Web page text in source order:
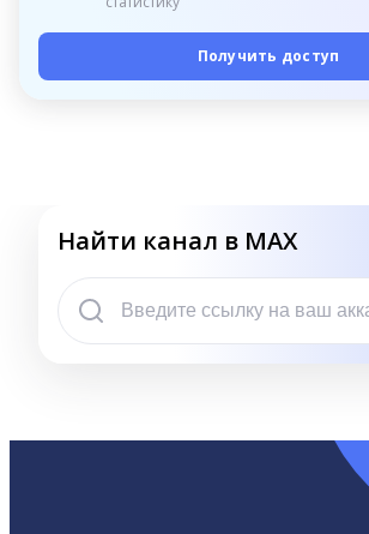
Получить доступ
Найти канал в MAX